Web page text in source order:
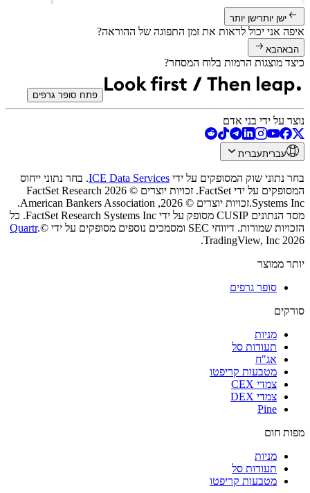
ישן יותרישן יותר
איפה אני יכול לראות את זמן התפוגה של ההוראה?
הבאהבא
כיצד מוצגות הרמות בלוח המסחר?
פתח סופר גרפים
נוצר על ידי בני אדם
עבריתעברית
בחר נתוני שוק המסופקים על ידי ICE Data Services
. בחר נתוני ייחוס
המסופקים על ידי FactSet. זכויות יוצרים © 2026 ‏FactSet Research
Systems Inc.‏
זכויות יוצרים © 2026, ‏American Bankers Association.
מסד הנתונים CUSIP מסופק על ידי FactSet Research Systems Inc. כל
הזכויות שמורות. דיווחי SEC ומסמכים נוספים מסופקים על ידי Quartr.©
2026 ‏TradingView, Inc.‏
יותר ממוצר
סופר גרפים
סורקים
מניות‏
תעודות סל
אג"ח
מטבעות קריפטו
צמדי CEX
צמדי DEX
Pine
מפות חום
מניות‏
תעודות סל
מטבעות קריפטו